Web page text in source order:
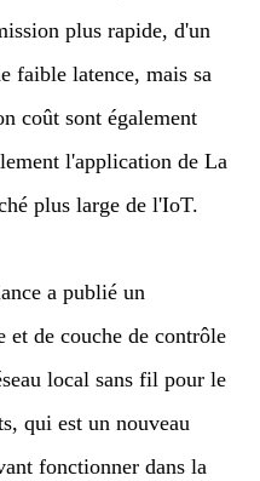
plus rapide, d'un
faible latence, mais sa
coût sont également
l'application de La
plus large de l'IoT.
a publié un
et de couche de contrôle
local sans fil pour le
qui est un nouveau
fonctionner dans la